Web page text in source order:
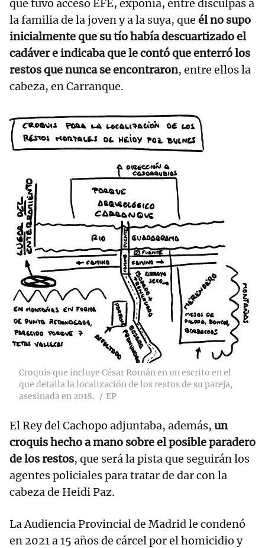
que tuvo acceso EFE, exponía, entre disculpas a
la familia de la joven y a la suya, que él no supo
inicialmente que su tío había descuartizado el
cadáver e indicaba que le contó que enterró los
restos que nunca se encontraron, entre ellos la
cabeza, en Carranque.
Croquis que incluye César Román en un escrito en el
que detalla la localización de los restos de su pareja,
asesinada en 2018.
EP
El Rey del Cachopo adjuntaba, además, un
croquis hecho a mano sobre el posible paradero
de los restos, que será la pista que seguirán los
agentes policiales para tratar de dar con la
cabeza de Heidi Paz.
La Audiencia Provincial de Madrid le condenó
en 2021 a 15 años de cárcel por el homicidio y